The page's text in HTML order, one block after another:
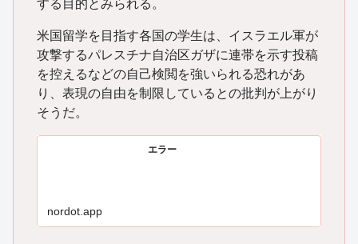
する目的とみられる。
米国留学を目指す各国の学生は、イスラエル軍が
攻撃するパレスチナ自治区ガザに連帯を示す投稿
を控えるなどの自己検閲を強いられる恐れがあ
り、表現の自由を制限しているとの批判が上がり
そうだ。
エラー
nordot.app